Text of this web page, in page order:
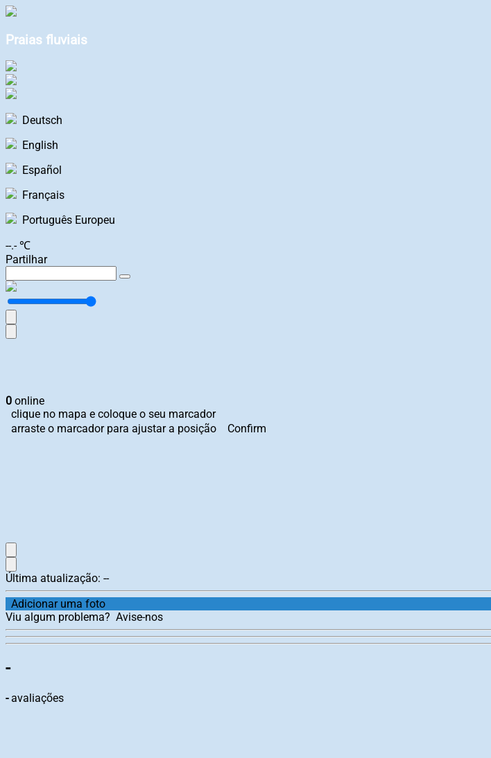
Praias fluviais
Deutsch
English
Español
Français
Português Europeu
--.- ℃
Partilhar
0 online
clique no mapa e coloque o seu marcador
arraste o marcador para ajustar a posição
Confirm
Última atualização: --
Adicionar uma foto
Viu algum problema? Avise-nos
-
-avaliações